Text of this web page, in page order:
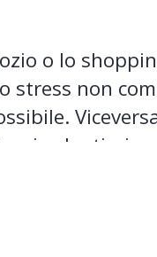
o lo
stress non
volentieri.